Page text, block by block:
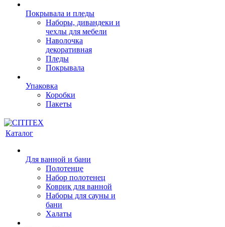
Покрывала и пледы
Наборы, дивандеки и
чехлы для мебели
Наволочка
декоративная
Пледы
Покрывала
Упаковка
Коробки
Пакеты
Каталог
Для ванной и бани
Полотенце
Набор полотенец
Коврик для ванной
Наборы для сауны и
бани
Халаты